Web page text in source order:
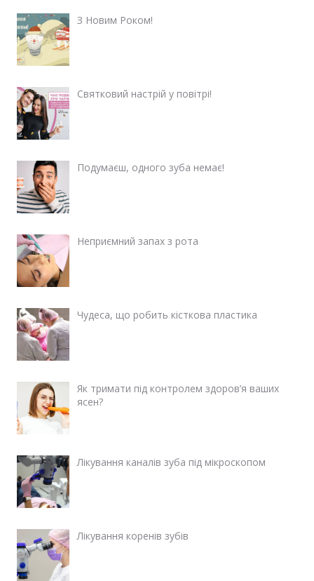
З Новим Роком!
Святковий настрій у повітрі!
Подумаєш, одного зуба немає!
Неприємний запах з рота
Чудеса, що робить кісткова пластика
Як тримати під контролем здоров’я ваших
ясен?
Лікування каналів зуба під мікроскопом
Лікування коренів зубів